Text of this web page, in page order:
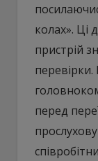
колах». Ці
пристрій
перед